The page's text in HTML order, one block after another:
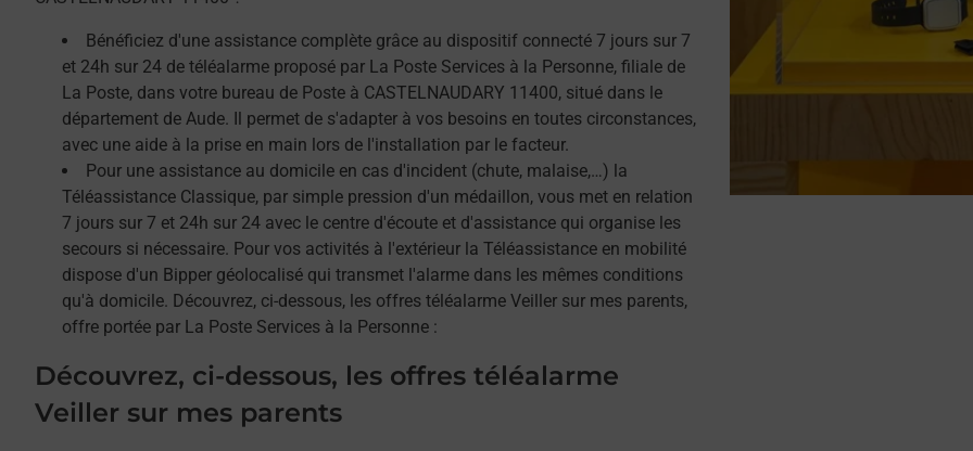
Bénéficiez d'une assistance complète grâce au dispositif connecté 7 jours sur 7
et 24h sur 24 de téléalarme proposé par La Poste Services à la Personne, filiale de
La Poste, dans votre bureau de Poste à CASTELNAUDARY 11400, situé dans le
département de Aude. Il permet de s'adapter à vos besoins en toutes circonstances,
avec une aide à la prise en main lors de l'installation par le facteur.
Pour une assistance au domicile en cas d'incident (chute, malaise,…) la
Téléassistance Classique, par simple pression d'un médaillon, vous met en relation
7 jours sur 7 et 24h sur 24 avec le centre d'écoute et d'assistance qui organise les
secours si nécessaire. Pour vos activités à l'extérieur la Téléassistance en mobilité
dispose d'un Bipper géolocalisé qui transmet l'alarme dans les mêmes conditions
qu'à domicile. Découvrez, ci-dessous, les offres téléalarme Veiller sur mes parents,
offre portée par La Poste Services à la Personne :
Découvrez, ci-dessous, les offres téléalarme
Veiller sur mes parents